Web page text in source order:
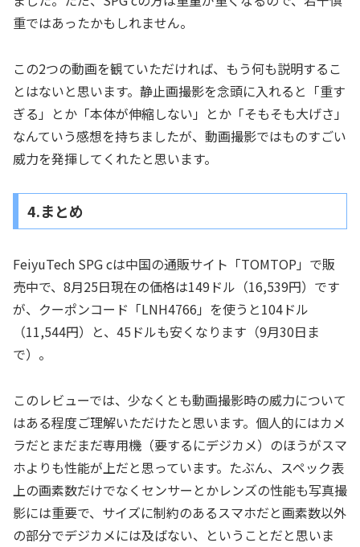
重ではあったかもしれません。
この2つの動画を観ていただければ、もう何も説明するこ
とはないと思います。静止画撮影を念頭に入れると「重す
ぎる」とか「本体が伸縮しない」とか「そもそも大げさ」
なんていう感想を持ちましたが、動画撮影ではものすごい
威力を発揮してくれたと思います。
4.まとめ
FeiyuTech SPG cは中国の通販サイト「TOMTOP」で販
売中で、8月25日現在の価格は149ドル（16,539円）です
が、クーポンコード「LNH4766」を使うと104ドル
（11,544円）と、45ドルも安くなります（9月30日ま
で）。
このレビューでは、少なくとも動画撮影時の威力について
はある程度ご理解いただけたと思います。個人的にはカメ
ラだとまだまだ専用機（要するにデジカメ）のほうがスマ
ホよりも性能が上だと思っています。たぶん、スペック表
上の画素数だけでなくセンサーとかレンズの性能も写真撮
影には重要で、サイズに制約のあるスマホだと画素数以外
の部分でデジカメには及ばない、ということだと思いま